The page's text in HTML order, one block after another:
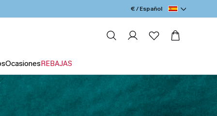
€ / Español
OcasionesREBAJAS